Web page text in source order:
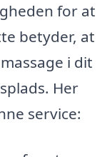
for at
betyder, at
i dit
Her
service: